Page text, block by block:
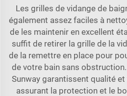
Les grilles de vidange de
également assez faciles à
de les maintenir en excellent
suffit de retirer la grille de la
de la remettre en place pour
de votre bain sans
Sunway garantissent qualité
assurant la protection et le